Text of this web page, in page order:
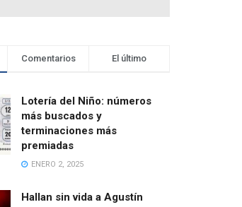
Comentarios El último
Lotería del Niño: números
más buscados y
terminaciones más
premiadas
ENERO 2, 2025
Hallan sin vida a Agustín